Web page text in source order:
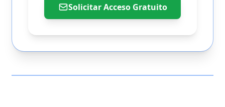
Solicitar Acceso Gratuito